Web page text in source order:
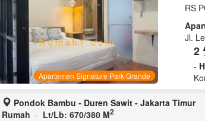
Apartemen Signature Park Grande
RS
Jl.
2
-
Pondok Bambu - Duren Sawit - Jakarta Timur
Rumah - Lt/Lb: 670/380 M2